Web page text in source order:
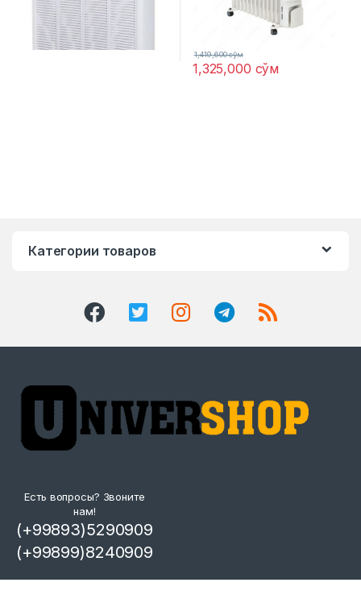
1,325,000 сўм
1,419,600сўм
Категории товаров
Есть вопросы? Звоните
нам!
(+99893)5290909
(+99899)8240909